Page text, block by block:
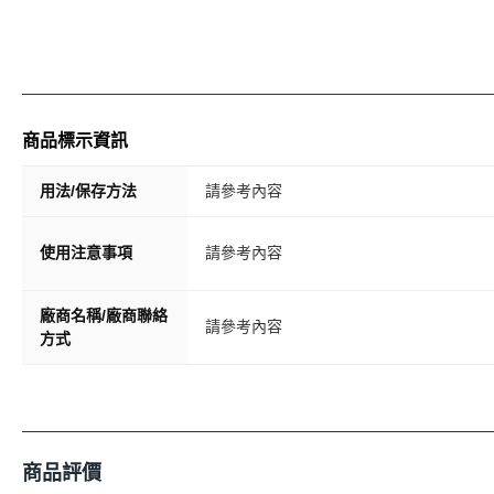
商品標示資訊
用法/保存方法 請參考內容
使用注意事項 請參考內容
廠商名稱/廠商聯絡
方式
請參考內容
商品評價